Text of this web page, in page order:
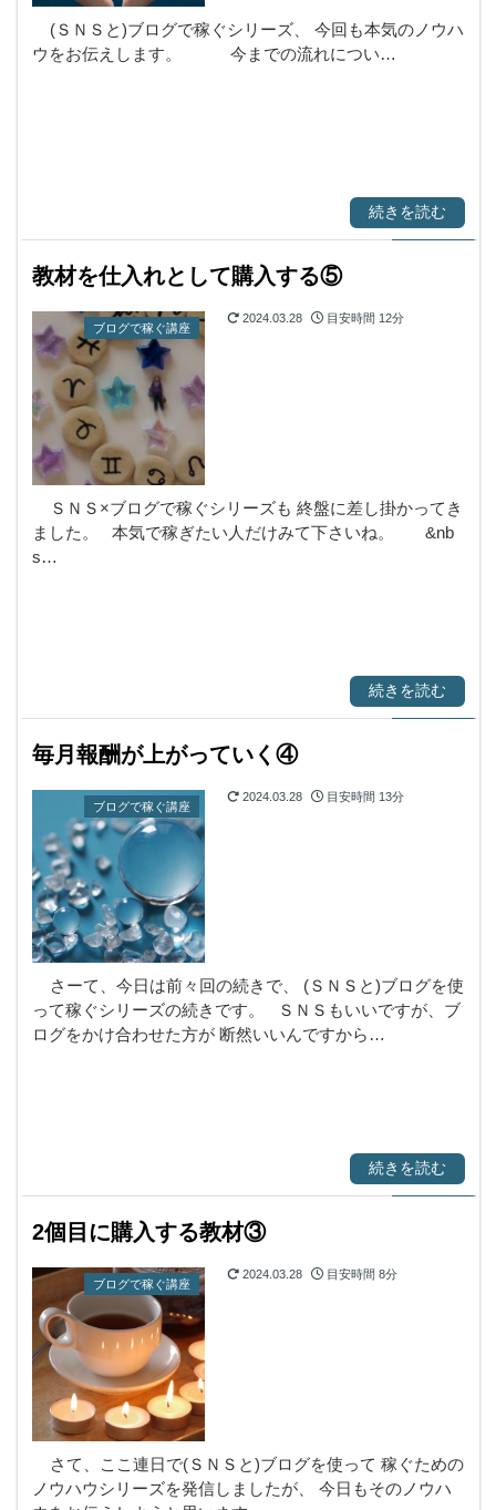
(ＳＮＳと)ブログで稼ぐシリーズ、 今回も本気のノウハ
ウをお伝えします。 今までの流れについ…
続きを読む
教材を仕入れとして購入する⑤
ブログで稼ぐ講座
2024.03.28 目安時間 12分
ＳＮＳ×ブログで稼ぐシリーズも 終盤に差し掛かってき
ました。 本気で稼ぎたい人だけみて下さいね。 &nb
s…
続きを読む
毎月報酬が上がっていく④
ブログで稼ぐ講座
2024.03.28 目安時間 13分
さーて、今日は前々回の続きで、 (ＳＮＳと)ブログを使
って稼ぐシリーズの続きです。 ＳＮＳもいいですが、ブ
ログをかけ合わせた方が 断然いいんですから…
続きを読む
2個目に購入する教材③
ブログで稼ぐ講座
2024.03.28 目安時間 8分
さて、ここ連日で(ＳＮＳと)ブログを使って 稼ぐための
ノウハウシリーズを発信しましたが、 今日もそのノウハ